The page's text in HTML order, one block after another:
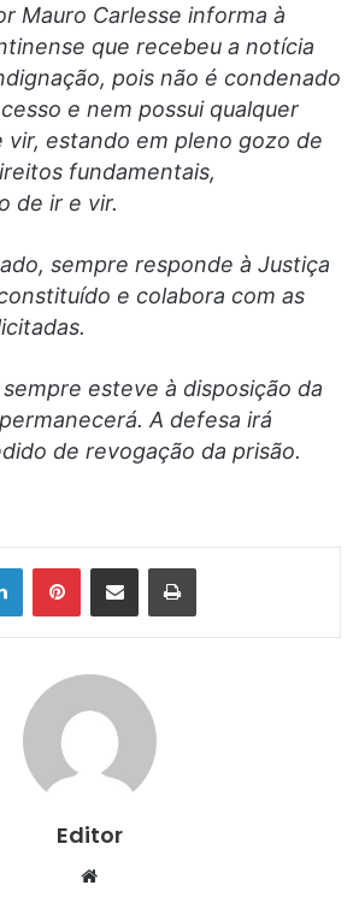
Mauro Carlesse informa à
que recebeu a notícia
pois não é condenado
e nem possui qualquer
vir, estando em pleno gozo de
fundamentais,
de ir e vir.
sempre responde à Justiça
e colabora com as
esteve à disposição da
A defesa irá
de revogação da prisão.
LinkedinPinterestCompartilhar via e-mail Imprimir
Editor
Website